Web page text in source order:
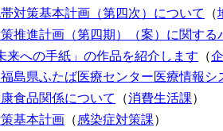
対策基本計画（第四次）について （
推進計画（第四期）（案）に関す
来への手紙」の作品を紹介します （
福島県ふたば医療センター医療情報
食品関係について （消費生活課）
基本計画 （感染症対策課）